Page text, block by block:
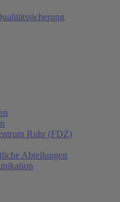
Ruhr (FDZ)
Abteilungen